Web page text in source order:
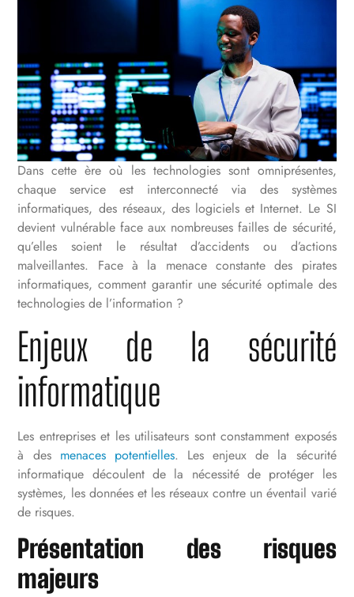
Dans cette ère où les technologies sont omniprésentes,
chaque service est interconnecté via des systèmes
informatiques, des réseaux, des logiciels et Internet. Le SI
devient vulnérable face aux nombreuses failles de sécurité,
qu’elles soient le résultat d’accidents ou d’actions
malveillantes. Face à la menace constante des pirates
informatiques, comment garantir une sécurité optimale des
technologies de l’information ?
Enjeux de la sécurité
informatique
Les entreprises et les utilisateurs sont constamment exposés
à des menaces potentielles. Les enjeux de la sécurité
informatique découlent de la nécessité de protéger les
systèmes, les données et les réseaux contre un éventail varié
de risques.
Présentation des risques
majeurs